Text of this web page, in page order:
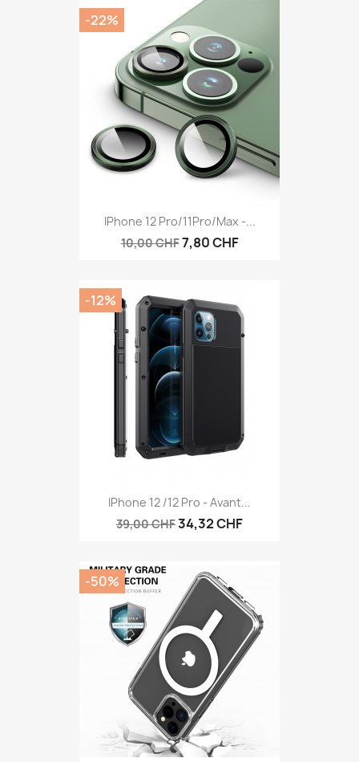
IPhone 12 Pro/11Pro/Max -...
10,00 CHF7,80 CHF
-22%
IPhone 12 /12 Pro - Avant...
39,00 CHF34,32 CHF
-12%
-50%